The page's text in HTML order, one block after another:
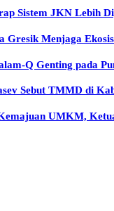
Sistem JKN Lebih
Gresik Menjaga
Q Genting pada
Sebut TMMD di
UMKM,